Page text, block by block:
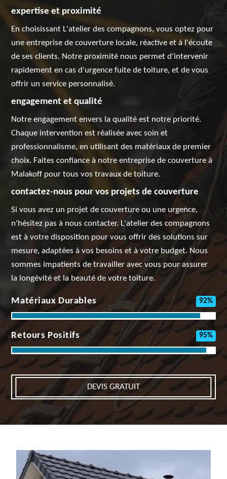
expertise et proximité
En choisissant L'atelier des compagnons, vous optez pour
une entreprise de couverture locale, réactive et à l'écoute
de ses clients. Notre proximité nous permet d'intervenir
rapidement en cas d'urgence fuite de toiture, et de vous
offrir un service personnalisé.
engagement et qualité
Notre engagement envers la qualité est notre priorité.
Chaque intervention est réalisée avec soin et
professionnalisme, en utilisant des matériaux de premier
choix. Faites confiance à notre entreprise de couverture à
Malakoff pour tous vos travaux de toiture.
contactez-nous pour vos projets de couverture
Si vous avez un projet de couverture ou une urgence,
n'hésitez pas à nous contacter. L'atelier des compagnons
est à votre disposition pour vous offrir des solutions sur
mesure, adaptées à vos besoins et à votre budget. Nous
sommes impatients de travailler avec vous pour assurer
la longévité et la beauté de votre toiture.
Matériaux Durables 92%
Retours Positifs 95%
DEVIS GRATUIT